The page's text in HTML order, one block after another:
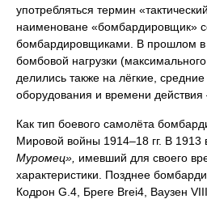
употребляться термин
наименоване «бомбардировщик»
бомбардировщиками. В прошлом в
бомбовой нагрузки
делились также на лёгкие,
оборудования и времени
Как тип боевого самолёта
Мировой войны 1914–18 гг. В
Муромец», имевший для своего
характеристики. Позднее
Кодрон G.4, Бреге Brei4, Ваузен